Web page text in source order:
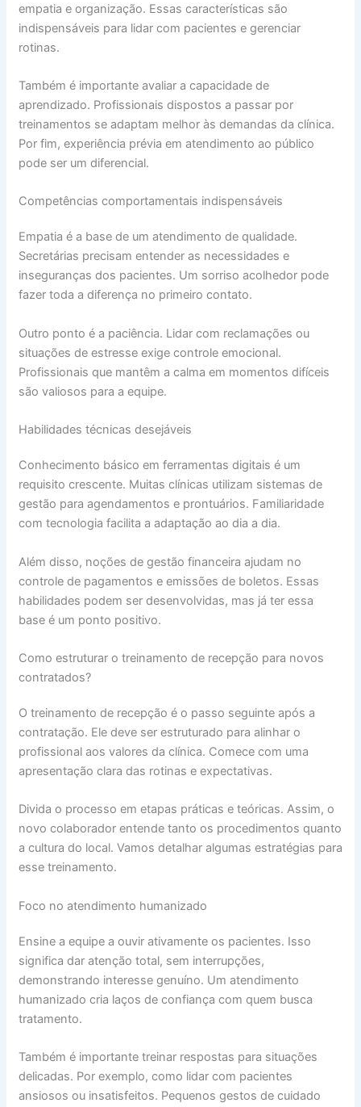
empatia e organização. Essas características são
indispensáveis para lidar com pacientes e gerenciar
rotinas.
Também é importante avaliar a capacidade de
aprendizado. Profissionais dispostos a passar por
treinamentos se adaptam melhor às demandas da clínica.
Por fim, experiência prévia em atendimento ao público
pode ser um diferencial.
Competências comportamentais indispensáveis
Empatia é a base de um atendimento de qualidade.
Secretárias precisam entender as necessidades e
inseguranças dos pacientes. Um sorriso acolhedor pode
fazer toda a diferença no primeiro contato.
Outro ponto é a paciência. Lidar com reclamações ou
situações de estresse exige controle emocional.
Profissionais que mantêm a calma em momentos difíceis
são valiosos para a equipe.
Habilidades técnicas desejáveis
Conhecimento básico em ferramentas digitais é um
requisito crescente. Muitas clínicas utilizam sistemas de
gestão para agendamentos e prontuários. Familiaridade
com tecnologia facilita a adaptação ao dia a dia.
Além disso, noções de gestão financeira ajudam no
controle de pagamentos e emissões de boletos. Essas
habilidades podem ser desenvolvidas, mas já ter essa
base é um ponto positivo.
Como estruturar o treinamento de recepção para novos
contratados?
O treinamento de recepção é o passo seguinte após a
contratação. Ele deve ser estruturado para alinhar o
profissional aos valores da clínica. Comece com uma
apresentação clara das rotinas e expectativas.
Divida o processo em etapas práticas e teóricas. Assim, o
novo colaborador entende tanto os procedimentos quanto
a cultura do local. Vamos detalhar algumas estratégias para
esse treinamento.
Foco no atendimento humanizado
Ensine a equipe a ouvir ativamente os pacientes. Isso
significa dar atenção total, sem interrupções,
demonstrando interesse genuíno. Um atendimento
humanizado cria laços de confiança com quem busca
tratamento.
Também é importante treinar respostas para situações
delicadas. Por exemplo, como lidar com pacientes
ansiosos ou insatisfeitos. Pequenos gestos de cuidado